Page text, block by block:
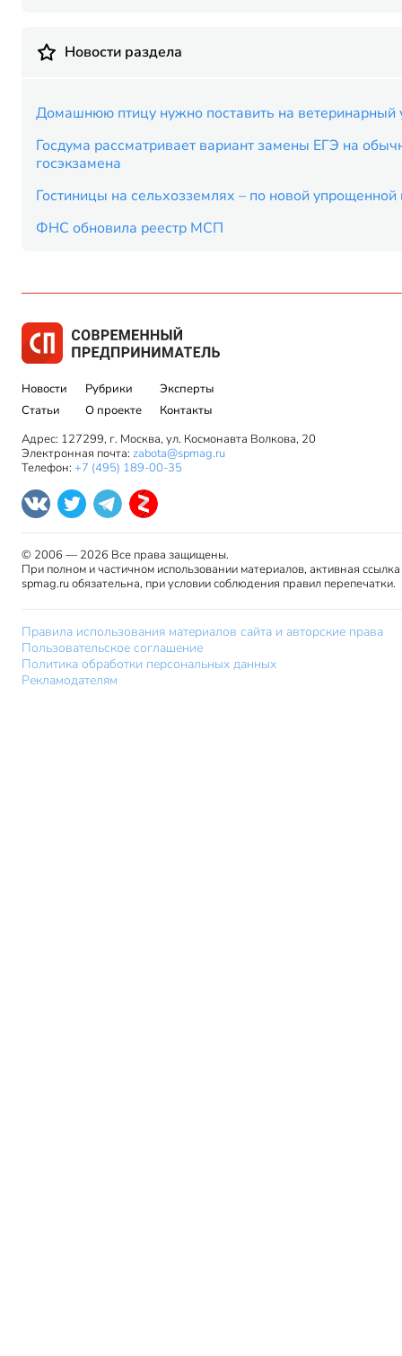
Новости раздела
Домашнюю птицу нужно поставить на ветеринарный
Госдума рассматривает вариант замены ЕГЭ на
госэкзамена
Гостиницы на сельхозземлях – по новой упрощенной
ФНС обновила реестр МСП
Новости
Статьи
Рубрики
О проекте
Эксперты
Контакты
Адрес: 127299, г. Москва, ул. Космонавта Волкова, 20
Электронная почта: zabota@spmag.ru
Телефон: +7 (495) 189-00-35
© 2006 — 2026 Все права защищены.
При полном и частичном использовании материалов, активная
spmag.ru обязательна, при условии соблюдения правил перепечатки.
Правила использования материалов сайта и авторские права
Пользовательское соглашение
Политика обработки персональных данных
Рекламодателям